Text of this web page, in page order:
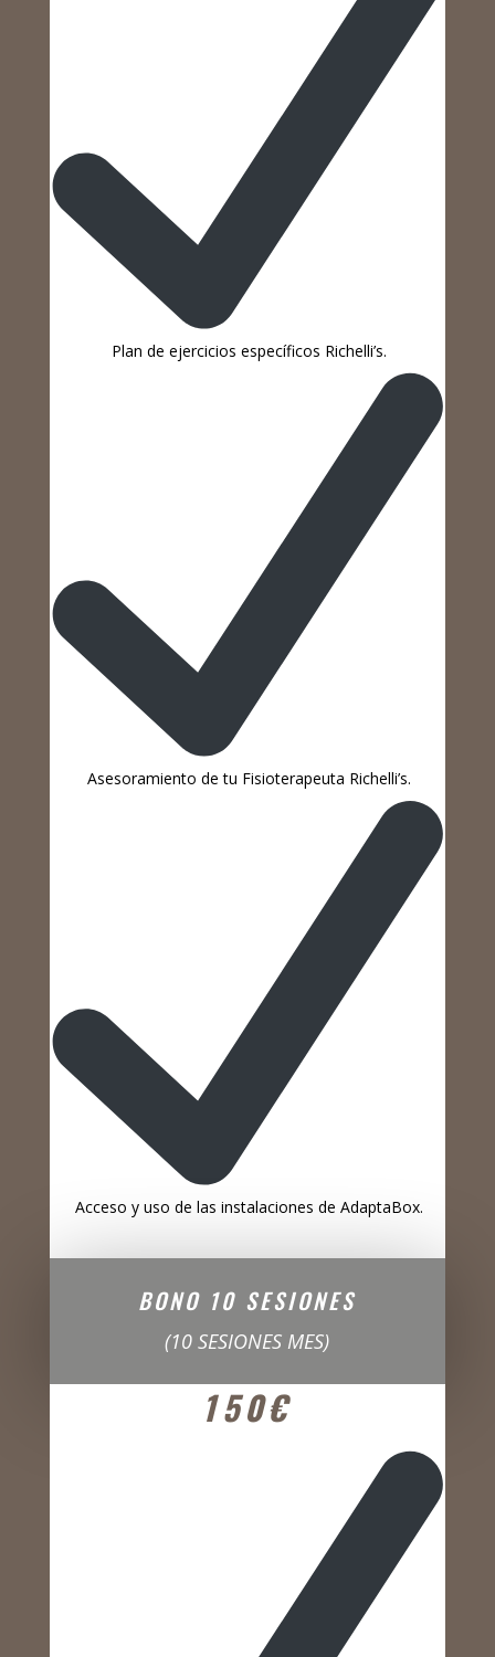
Plan de ejercicios específicos Richelli’s.
Asesoramiento de tu Fisioterapeuta Richelli’s.
Acceso y uso de las instalaciones de AdaptaBox.
BONO 10 SESIONES
(10 SESIONES MES)
150€